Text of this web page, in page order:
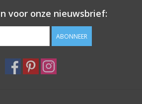
voor onze nieuwsbrief:
ABONNEER